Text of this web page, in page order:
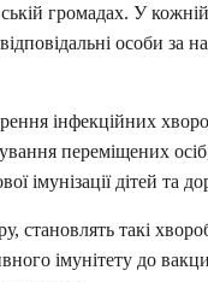
громадах. У
особи за
інфекційних
переміщених
імунізації дітей та
становлять такі
імунітету до